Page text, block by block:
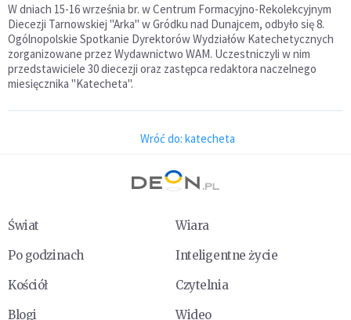
W dniach 15-16 września br. w Centrum Formacyjno-Rekolekcyjnym
Diecezji Tarnowskiej "Arka" w Gródku nad Dunajcem, odbyło się 8.
Ogólnopolskie Spotkanie Dyrektorów Wydziałów Katechetycznych
zorganizowane przez Wydawnictwo WAM. Uczestniczyli w nim
przedstawiciele 30 diecezji oraz zastępca redaktora naczelnego
miesięcznika "Katecheta".
Wróć do: katecheta
Świat
Wiara
Po godzinach
Inteligentne życie
Kościół
Czytelnia
Blogi
Wideo